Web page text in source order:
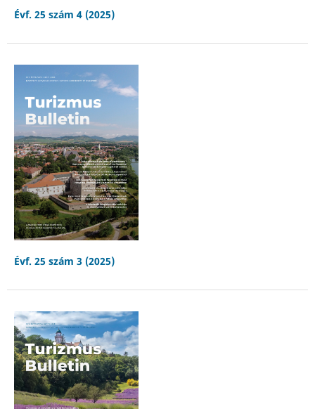
Évf. 25 szám 4 (2025)
Évf. 25 szám 3 (2025)